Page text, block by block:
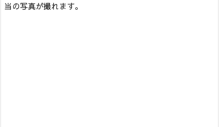
当の写真が撮れます。